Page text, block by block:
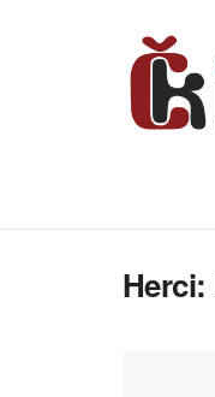
Herci: